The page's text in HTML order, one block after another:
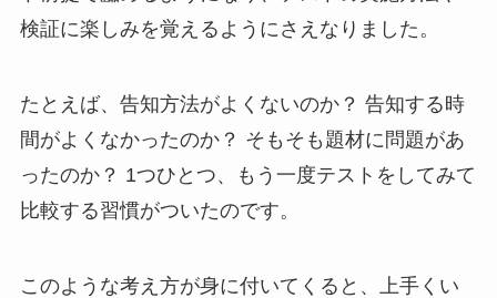
検証に楽しみを覚えるようにさえなりました。
たとえば、告知方法がよくないのか？ 告知する時
間がよくなかったのか？ そもそも題材に問題があ
ったのか？ 1つひとつ、もう一度テストをしてみて
比較する習慣がついたのです。
このような考え方が身に付いてくると、上手くい